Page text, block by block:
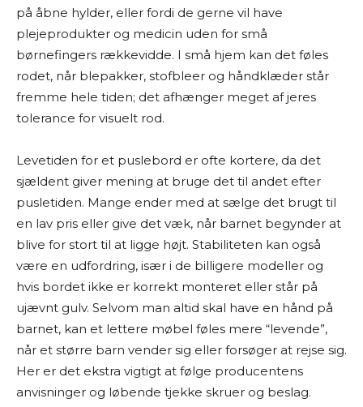
på åbne hylder, eller fordi de gerne vil have
plejeprodukter og medicin uden for små
børnefingers rækkevidde. I små hjem kan det føles
rodet, når blepakker, stofbleer og håndklæder står
fremme hele tiden; det afhænger meget af jeres
tolerance for visuelt rod.
Levetiden for et puslebord er ofte kortere, da det
sjældent giver mening at bruge det til andet efter
pusletiden. Mange ender med at sælge det brugt til
en lav pris eller give det væk, når barnet begynder at
blive for stort til at ligge højt. Stabiliteten kan også
være en udfordring, især i de billigere modeller og
hvis bordet ikke er korrekt monteret eller står på
ujævnt gulv. Selvom man altid skal have en hånd på
barnet, kan et lettere møbel føles mere “levende”,
når et større barn vender sig eller forsøger at rejse sig.
Her er det ekstra vigtigt at følge producentens
anvisninger og løbende tjekke skruer og beslag.